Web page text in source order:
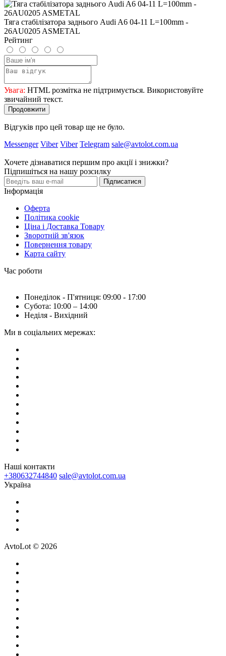
Тяга стабілізатора заднього Audi A6 04-11 L=100mm -
26AU0205 ASMETAL
Рейтинг
Увага: HTML розмітка не підтримується. Використовуйте
звичайний текст.
Продовжити
Відгуків про цей товар ще не було.
Messenger Viber Viber Telegram sale@avtolot.com.ua
Хочете дізнаватися першим про акції і знижки?
Підпишіться на нашу розсилку
Підписатися
Інформація
Оферта
Політика cookie
Ціна і Доставка Товару
Зворотній зв'язок
Повернення товару
Карта сайту
Час роботи
Понеділок - П'ятниця: 09:00 - 17:00
Субота: 10:00 – 14:00
Неділя - Вихідний
Ми в соціальних мережах:
Наші контакти
+380632744840 sale@avtolot.com.ua
Українa
AvtoLot © 2026